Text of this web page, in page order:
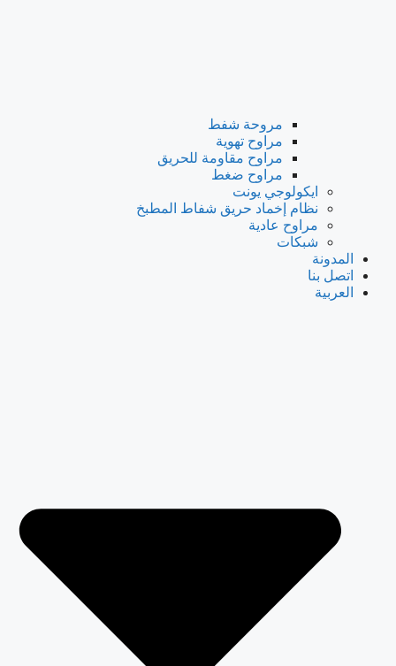
مروحة شفط
مراوح تهوية
مراوح مقاومة للحريق
مراوح ضغط
ايكولوجي يونت
نظام إخماد حريق شفاط المطبخ
مراوح عادية
شبكات
المدونة
اتصل بنا
العربية